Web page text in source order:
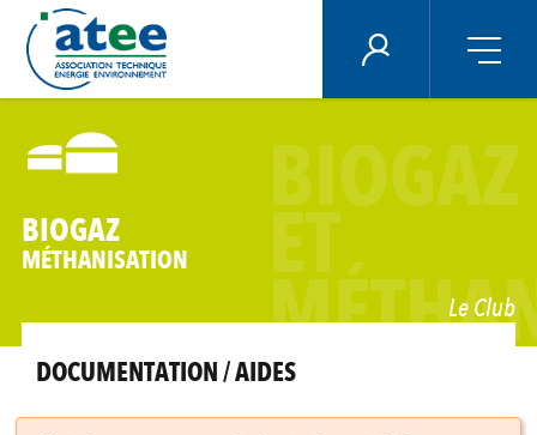
contenu
principal
ÉNERGIE PLUS
BIOGAZ
ET
BIOGAZ
MÉTHANISATION
Le Club
DOCUMENTATION / AIDES
Panneau de gestion des cookies